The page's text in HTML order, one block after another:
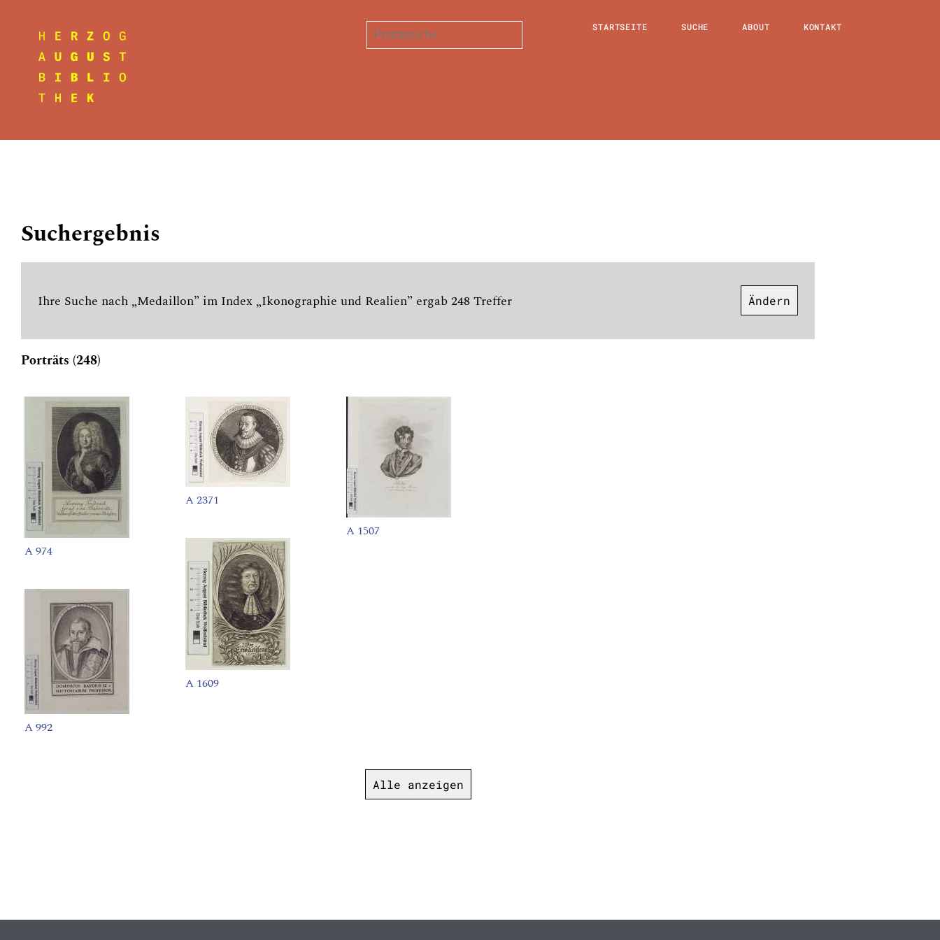
STARTSEITE SUCHE ABOUT KONTAKT
Suchergebnis
Ihre Suche nach „Medaillon” im Index „Ikonographie und Realien” ergab 248 Treffer Ändern
Porträts (248)
A 974
A 992
A 2371
A 1609
A 1507
Alle anzeigen